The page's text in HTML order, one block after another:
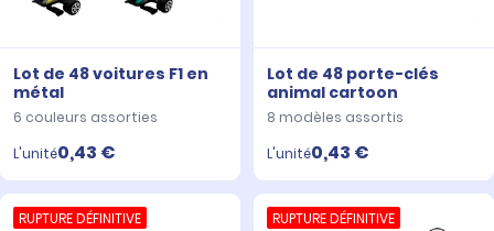
Lot de 48 voitures F1 en
métal
6 couleurs assorties
L'unité0,43 €
Lot de 48 porte-clés
animal cartoon
8 modèles assortis
L'unité0,43 €
RUPTURE DÉFINITIVE RUPTURE DÉFINITIVE